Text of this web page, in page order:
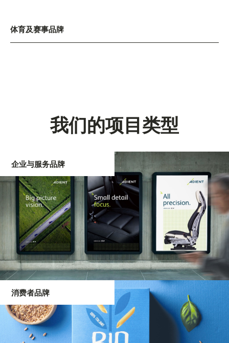
体育及赛事品牌
我们的项目类型
企业与服务品牌
消费者品牌